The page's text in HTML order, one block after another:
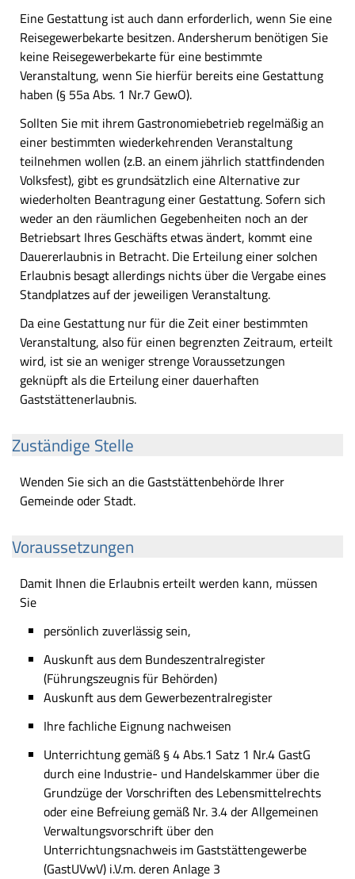
Eine Gestattung ist auch dann erforderlich, wenn Sie eine
Reisegewerbekarte besitzen. Andersherum benötigen Sie
keine Reisegewerbekarte für eine bestimmte
Veranstaltung, wenn Sie hierfür bereits eine Gestattung
haben (§ 55a Abs. 1 Nr.7 GewO).
Sollten Sie mit ihrem Gastronomiebetrieb regelmäßig an
einer bestimmten wiederkehrenden Veranstaltung
teilnehmen wollen (z.B. an einem jährlich stattfindenden
Volksfest), gibt es grundsätzlich eine Alternative zur
wiederholten Beantragung einer Gestattung. Sofern sich
weder an den räumlichen Gegebenheiten noch an der
Betriebsart Ihres Geschäfts etwas ändert, kommt eine
Dauererlaubnis in Betracht. Die Erteilung einer solchen
Erlaubnis besagt allerdings nichts über die Vergabe eines
Standplatzes auf der jeweiligen Veranstaltung.
Da eine Gestattung nur für die Zeit einer bestimmten
Veranstaltung, also für einen begrenzten Zeitraum, erteilt
wird, ist sie an weniger strenge Voraussetzungen
geknüpft als die Erteilung einer dauerhaften
Gaststättenerlaubnis.
Zuständige Stelle
Wenden Sie sich an die Gaststättenbehörde Ihrer
Gemeinde oder Stadt.
Voraussetzungen
Damit Ihnen die Erlaubnis erteilt werden kann, müssen
Sie
persönlich zuverlässig sein,
Auskunft aus dem Bundeszentralregister
(Führungszeugnis für Behörden)
Auskunft aus dem Gewerbezentralregister
Ihre fachliche Eignung nachweisen
Unterrichtung gemäß § 4 Abs.1 Satz 1 Nr.4 GastG
durch eine Industrie- und Handelskammer über die
Grundzüge der Vorschriften des Lebensmittelrechts
oder eine Befreiung gemäß Nr. 3.4 der Allgemeinen
Verwaltungsvorschrift über den
Unterrichtungsnachweis im Gaststättengewerbe
(GastUVwV) i.V.m. deren Anlage 3